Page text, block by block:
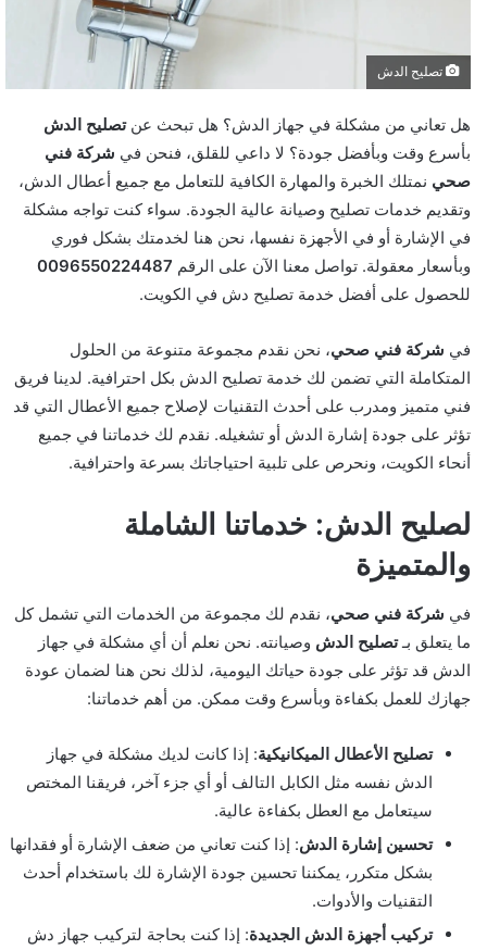
تصليح الدش
هل تعاني من مشكلة في جهاز الدش؟ هل تبحث عنتصليح الدش
بأسرع وقت وبأفضل جودة؟ لا داعي للقلق، فنحن في شركة فني
صحي نمتلك الخبرة والمهارة الكافية للتعامل مع جميع أعطال الدش،
وتقديم خدمات تصليح وصيانة عالية الجودة. سواء كنت تواجه مشكلة
في الإشارة أو في الأجهزة نفسها، نحن هنا لخدمتك بشكل فوري
وبأسعار معقولة. تواصل معنا الآن على الرقم 0096550224487
للحصول على أفضل خدمة تصليح دش في الكويت.
في شركة فني صحي، نحن نقدم مجموعة متنوعة من الحلول
المتكاملة التي تضمن لك خدمة تصليح الدش بكل احترافية. لدينا فريق
فني متميز ومدرب على أحدث التقنيات لإصلاح جميع الأعطال التي قد
تؤثر على جودة إشارة الدش أو تشغيله. نقدم لك خدماتنا في جميع
أنحاء الكويت، ونحرص على تلبية احتياجاتك بسرعة واحترافية.
لصليح الدش: خدماتنا الشاملة
والمتميزة
في شركة فني صحي، نقدم لك مجموعة من الخدمات التي تشمل كل
ما يتعلق بـتصليح الدش وصيانته. نحن نعلم أن أي مشكلة في جهاز
الدش قد تؤثر على جودة حياتك اليومية، لذلك نحن هنا لضمان عودة
جهازك للعمل بكفاءة وبأسرع وقت ممكن. من أهم خدماتنا:
تصليح الأعطال الميكانيكية: إذا كانت لديك مشكلة في جهاز
الدش نفسه مثل الكابل التالف أو أي جزء آخر، فريقنا المختص
سيتعامل مع العطل بكفاءة عالية.
تحسين إشارة الدش: إذا كنت تعاني من ضعف الإشارة أو فقدانها
بشكل متكرر، يمكننا تحسين جودة الإشارة لك باستخدام أحدث
التقنيات والأدوات.
تركيب أجهزة الدش الجديدة: إذا كنت بحاجة لتركيب جهاز دش